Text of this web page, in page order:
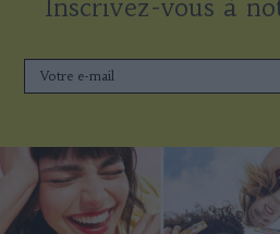
Inscrivez-vous à